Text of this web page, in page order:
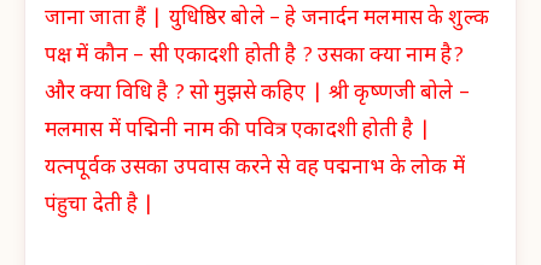
जाना जाता हैं | युधिष्ठिर बोले – हे जनार्दन मलमास के शुल्क
पक्ष में कौन – सी एकादशी होती है ? उसका क्या नाम है?
और क्या विधि है ? सो मुझसे कहिए | श्री कृष्णजी बोले –
मलमास में पद्मिनी नाम की पवित्र एकादशी होती है |
यत्नपूर्वक उसका उपवास करने से वह पद्मनाभ के लोक में
पंहुचा देती है |